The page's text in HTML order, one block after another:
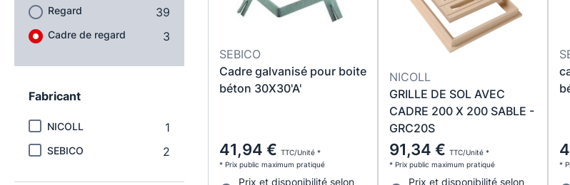
Regard 39
Cadre de regard 3
Fabricant
NICOLL 1
SEBICO 2
SEBICO
Cadre galvanisé pour boite
béton 30X30'A'
41,94 € TTC/Unité *
* Prix public maximum pratiqué
Prix et disponibilité selon
NICOLL
GRILLE DE SOL AVEC
CADRE 200 X 200 SABLE -
GRC20S
91,34 € TTC/Unité *
* Prix public maximum pratiqué
Prix et disponibilité selon
*